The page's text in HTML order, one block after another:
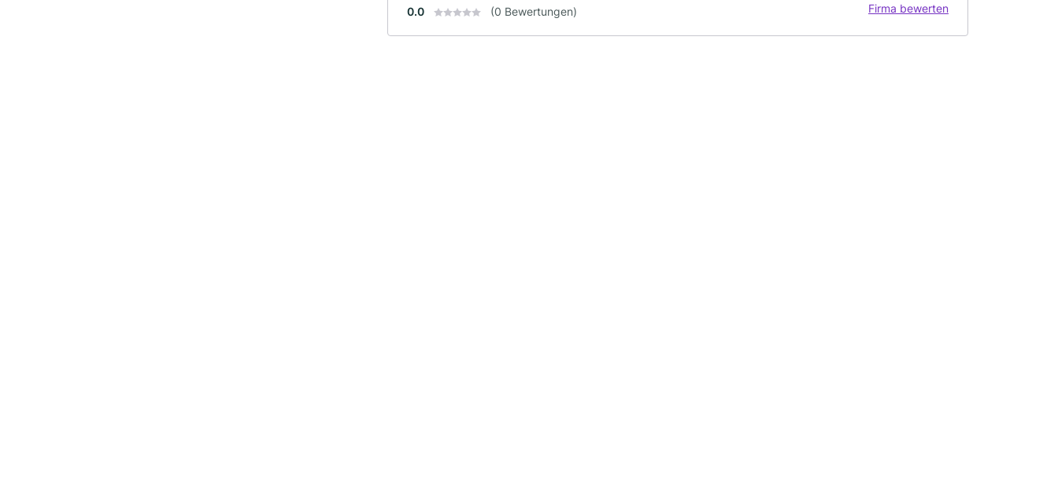
0.0 (0 Bewertungen) Firma bewerten